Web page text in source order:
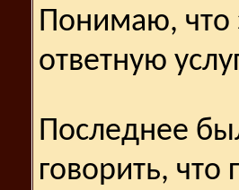
Понимаю, что
ответную
Последнее
говорить, что